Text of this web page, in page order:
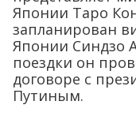
Японии Таро
запланирован
Японии Синдзо
поездки он
договоре с
Путиным.